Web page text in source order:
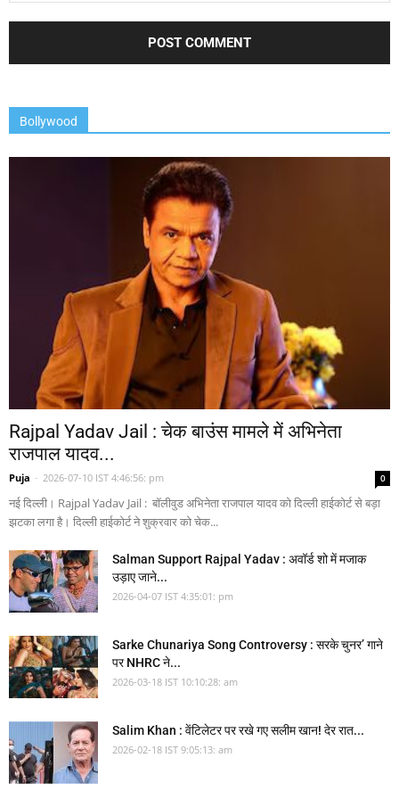
Bollywood
Rajpal Yadav Jail : चेक बाउंस मामले में अभिनेता
राजपाल यादव...
Puja - 2026-07-10 IST 4:46:56: pm 0
नई दिल्ली। Rajpal Yadav Jail : बॉलीवुड अभिनेता राजपाल यादव को दिल्ली हाईकोर्ट से बड़ा
झटका लगा है। दिल्ली हाईकोर्ट ने शुक्रवार को चेक...
Salman Support Rajpal Yadav : अवॉर्ड शो में मजाक
उड़ाए जाने...
2026-04-07 IST 4:35:01: pm
Sarke Chunariya Song Controversy : सरके चुनर’ गाने
पर NHRC ने...
2026-03-18 IST 10:10:28: am
Salim Khan : वेंटिलेटर पर रखे गए सलीम खान! देर रात...
2026-02-18 IST 9:05:13: am